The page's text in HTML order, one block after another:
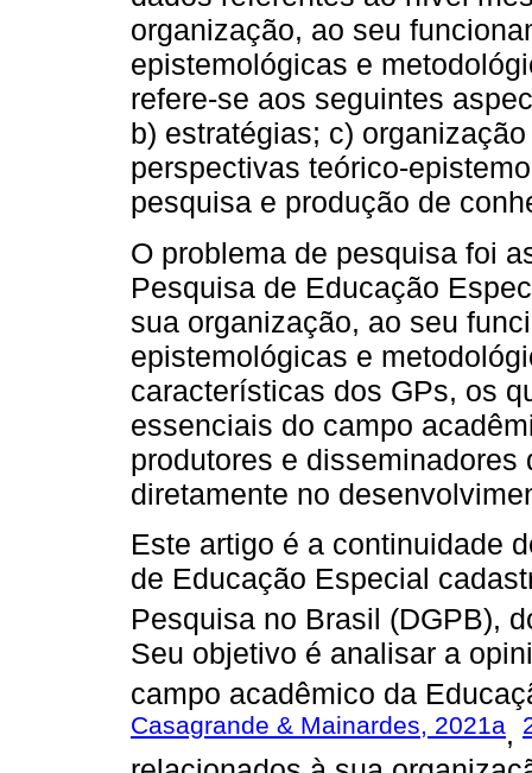
organização, ao seu
epistemológicas e
refere-se aos seguintes
b) estratégias; c)
perspectivas teórico-
pesquisa e produção de
O problema de pesquisa foi
Pesquisa de Educação
sua organização, ao seu
epistemológicas e
características dos GPs, os
essenciais do campo
produtores e
diretamente no
Este artigo é a continuidade
de Educação Especial
Pesquisa no Brasil (DGPB),
Seu objetivo é analisar a
campo acadêmico da
Casagrande & Mainardes, 2021a,